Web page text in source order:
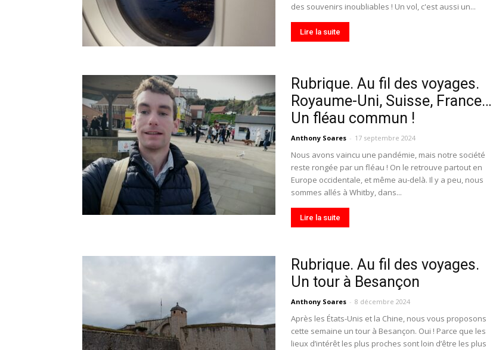
des souvenirs inoubliables ! Un vol, c'est aussi un...
Lire la suite
Rubrique. Au fil des voyages.
Royaume-Uni, Suisse, France…
Un fléau commun !
Anthony Soares - 17 septembre 2024
Nous avons vaincu une pandémie, mais notre société
reste rongée par un fléau ! On le retrouve partout en
Europe occidentale, et même au-delà. Il y a peu, nous
sommes allés à Whitby, dans...
Lire la suite
Rubrique. Au fil des voyages.
Un tour à Besançon
Anthony Soares - 8 décembre 2024
Après les États-Unis et la Chine, nous vous proposons
cette semaine un tour à Besançon. Oui ! Parce que les
lieux d’intérêt les plus proches sont loin d’être les plus